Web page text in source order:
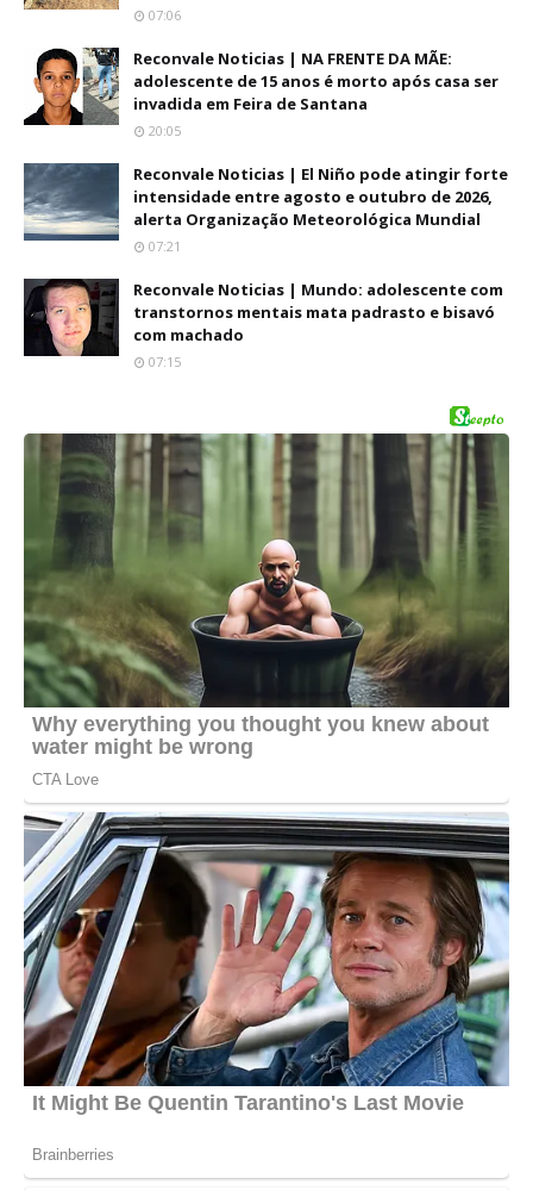
07:06
Reconvale Noticias | NA FRENTE DA MÃE:
adolescente de 15 anos é morto após casa ser
invadida em Feira de Santana
20:05
Reconvale Noticias | El Niño pode atingir forte
intensidade entre agosto e outubro de 2026,
alerta Organização Meteorológica Mundial
07:21
Reconvale Noticias | Mundo: adolescente com
transtornos mentais mata padrasto e bisavó
com machado
07:15